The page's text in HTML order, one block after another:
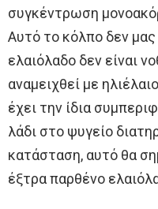
συγκέντρωση
Αυτό το κόλπο δεν
ελαιόλαδο δεν είναι
αναμειχθεί με
έχει την ίδια
λάδι στο ψυγείο
κατάσταση, αυτό θα
έξτρα παρθένο